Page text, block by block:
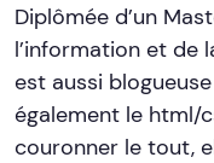
Diplômée d’un
l’information et de
est aussi
également le html/
couronner le tout,